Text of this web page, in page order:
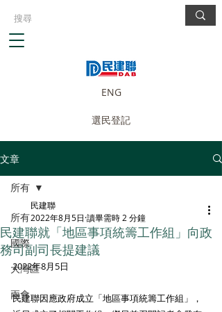
ENG
選民登記
文章
所有
國際
大灣區
兩會
所有
民建聯就「地區事項統籌工作組」向政
務司副司長提建議
民建聯
2022年8月5日 讀畢需時 2 分鐘
2022年8月5日
民建聯因應政府成立「地區事項統籌工作組」，